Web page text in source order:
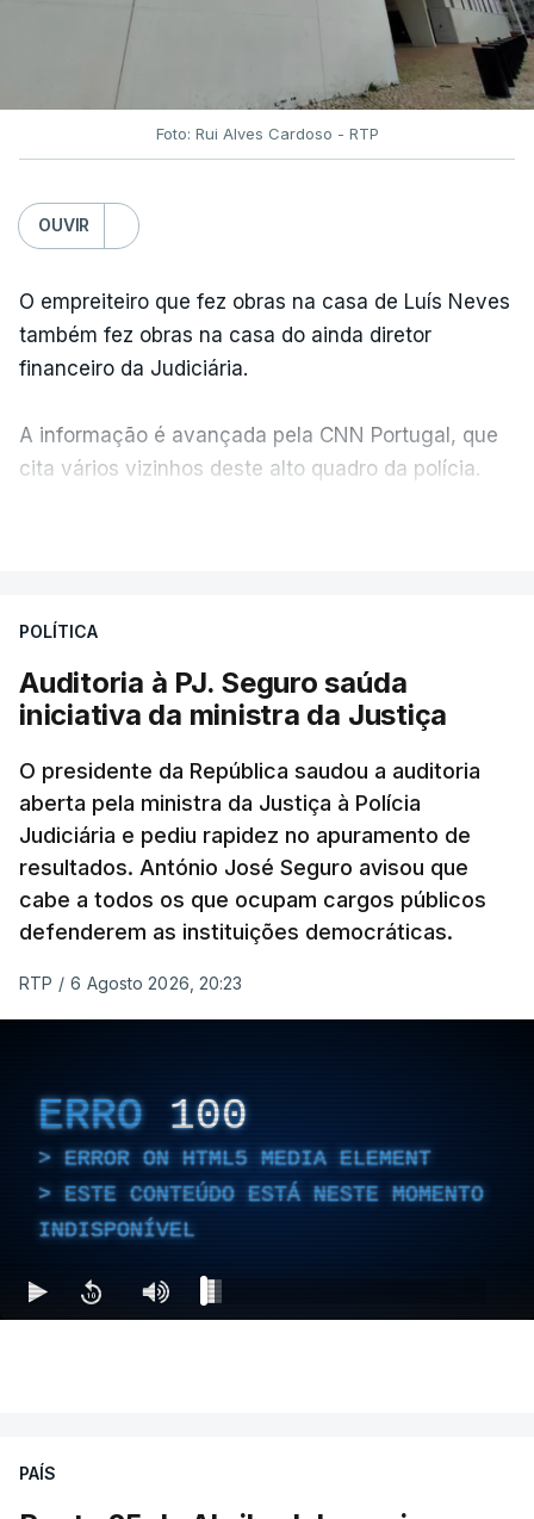
Foto: Rui Alves Cardoso - RTP
OUVIR
O empreiteiro que fez obras na casa de Luís Neves
também fez obras na casa do ainda diretor
financeiro da Judiciária.
A informação é avançada pela CNN Portugal, que
cita vários vizinhos deste alto quadro da polícia.
apreendido numa operação de droga.
POLÍTICA
Auditoria à PJ. Seguro saúda
iniciativa da ministra da Justiça
O presidente da República saudou a auditoria
aberta pela ministra da Justiça à Polícia
Judiciária e pediu rapidez no apuramento de
resultados. António José Seguro avisou que
cabe a todos os que ocupam cargos públicos
defenderem as instituições democráticas.
RTP / 6 Agosto 2026, 20:23
ERRO 100
ERROR ON HTML5 MEDIA ELEMENT
ESTE CONTEÚDO ESTÁ NESTE MOMENTO
INDISPONÍVEL
PAÍS